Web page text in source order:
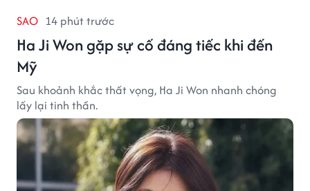
SAO 14 phút trước
Ha Ji Won gặp sự cố đáng tiếc khi đến
Mỹ
Sau khoảnh khắc thất vọng, Ha Ji Won nhanh chóng
lấy lại tinh thần.